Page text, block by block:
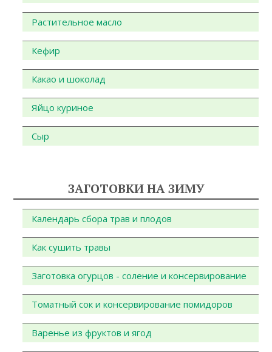
Растительное масло
Кефир
Какао и шоколад
Яйцо куриное
Сыр
ЗАГОТОВКИ НА ЗИМУ
Календарь сбора трав и плодов
Как сушить травы
Заготовка огурцов - соление и консервирование
Томатный сок и консервирование помидоров
Варенье из фруктов и ягод